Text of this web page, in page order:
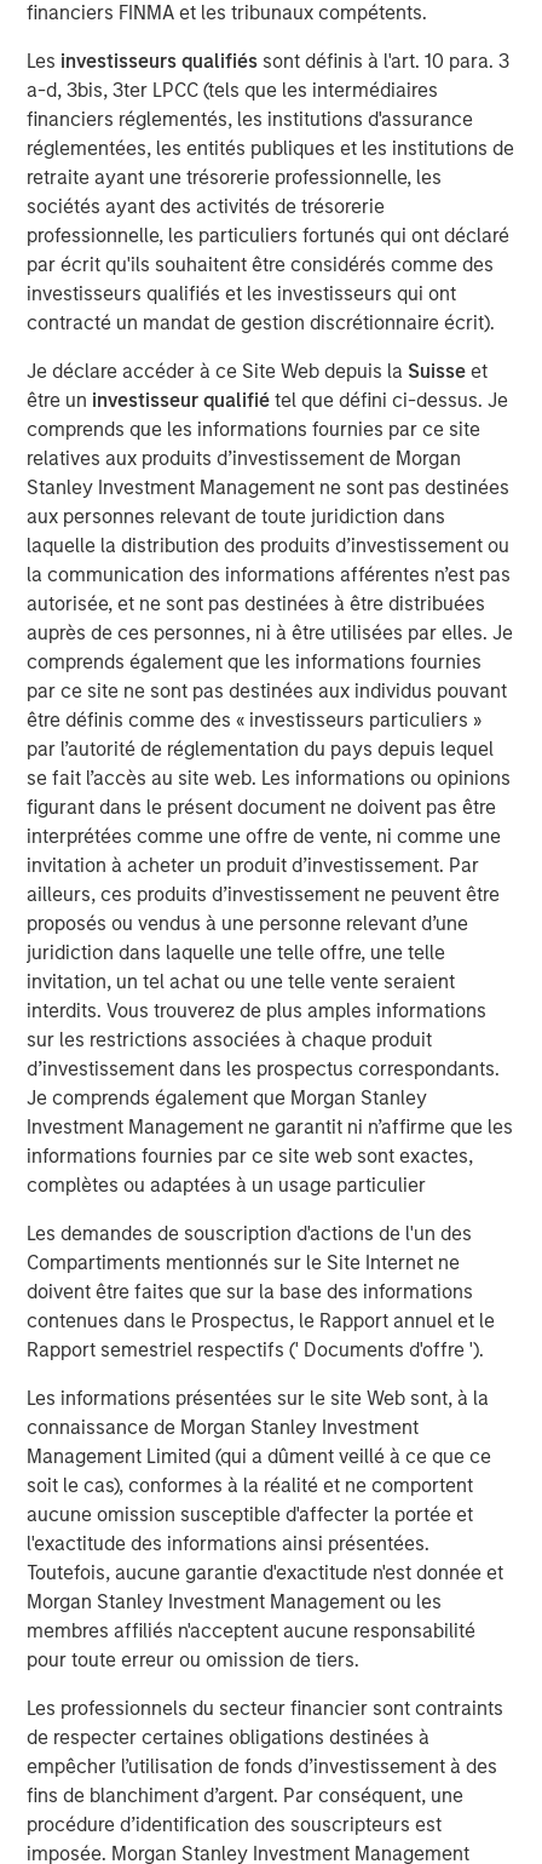
financiers FINMA et les tribunaux compétents.
Les investisseurs qualifiés sont définis à l'art. 10 para. 3
a-d, 3bis, 3ter LPCC (tels que les intermédiaires
financiers réglementés, les institutions d'assurance
réglementées, les entités publiques et les institutions de
retraite ayant une trésorerie professionnelle, les
sociétés ayant des activités de trésorerie
professionnelle, les particuliers fortunés qui ont déclaré
par écrit qu'ils souhaitent être considérés comme des
investisseurs qualifiés et les investisseurs qui ont
contracté un mandat de gestion discrétionnaire écrit).
Je déclare accéder à ce Site Web depuis la Suisse et
être un investisseur qualifiétel que défini ci-dessus. Je
comprends que les informations fournies par ce site
relatives aux produits d’investissement de Morgan
Stanley Investment Management ne sont pas destinées
aux personnes relevant de toute juridiction dans
laquelle la distribution des produits d’investissement ou
la communication des informations afférentes n’est pas
autorisée, et ne sont pas destinées à être distribuées
auprès de ces personnes, ni à être utilisées par elles. Je
comprends également que les informations fournies
par ce site ne sont pas destinées aux individus pouvant
être définis comme des « investisseurs particuliers »
par l’autorité de réglementation du pays depuis lequel
se fait l’accès au site web. Les informations ou opinions
figurant dans le présent document ne doivent pas être
interprétées comme une offre de vente, ni comme une
invitation à acheter un produit d’investissement. Par
ailleurs, ces produits d’investissement ne peuvent être
proposés ou vendus à une personne relevant d’une
juridiction dans laquelle une telle offre, une telle
invitation, un tel achat ou une telle vente seraient
interdits. Vous trouverez de plus amples informations
sur les restrictions associées à chaque produit
d’investissement dans les prospectus correspondants.
Je comprends également que Morgan Stanley
Investment Management ne garantit ni n’affirme que les
informations fournies par ce site web sont exactes,
complètes ou adaptées à un usage particulier
Les demandes de souscription d'actions de l'un des
Compartiments mentionnés sur le Site Internet ne
doivent être faites que sur la base des informations
contenues dans le Prospectus, le Rapport annuel et le
Rapport semestriel respectifs (' Documents d'offre ').
Les informations présentées sur le site Web sont, à la
connaissance de Morgan Stanley Investment
Management Limited (qui a dûment veillé à ce que ce
soit le cas), conformes à la réalité et ne comportent
aucune omission susceptible d'affecter la portée et
l'exactitude des informations ainsi présentées.
Toutefois, aucune garantie d'exactitude n'est donnée et
Morgan Stanley Investment Management ou les
membres affiliés n'acceptent aucune responsabilité
pour toute erreur ou omission de tiers.
Les professionnels du secteur financier sont contraints
de respecter certaines obligations destinées à
empêcher l’utilisation de fonds d’investissement à des
fins de blanchiment d’argent. Par conséquent, une
procédure d’identification des souscripteurs est
imposée. Morgan Stanley Investment Management
Dan Callahan, CFA
Vice President
This report reflects on companies that both issue
and retire shares around the same time, a topic that
is relevant for corporate leaders and investors who
think carefully about capital allocation.
We segregate companies into those that are above
and below the median in issuance via stock-based
compensation and in share buybacks, and we then
examine the shareholder returns in each of the
quadrants.
The returns for the stocks of companies issuing
stock have been substandard, and the returns have
been attractive for those that retire stock, on
average.
Executives who both issue and retire stock at the
same time may fail the central goal of capital
allocation, which is to buy low and sell high. Which
one is it?
Télécharger le PDF
Counterpoint Global
Counterpoint Global’s culture fosters collaboration,
creativity, continued development and differentiated
thinking.
Idées liées
CONSILIENT OBSERVER
The Wisdom of Crowds in Markets: Crowd
Behavior in Prediction, Betting, and Stock
Markets
CONSILIENT OBSERVER
Opportunities and Expectations: The Present
Value of Growth Opportunities in Valuation
CONSILIENT OBSERVER
Bayes and Base Rates 2.0: How History Can
Guide Our Assessment of the Future
The Authors
Michael Mauboussin
Managing Director